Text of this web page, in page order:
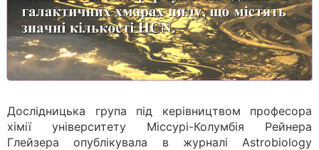
Дослідницька група під керівництвом професора
хімії університету Міссурі-Колумбія Рейнера
Глейзера опублікувала в журналі Astrobiology